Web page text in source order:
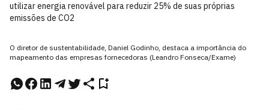
utilizar energia renovável para reduzir 25% de suas próprias
emissões de CO2
O diretor de sustentabilidade, Daniel Godinho, destaca a importância do
mapeamento das empresas fornecedoras (Leandro Fonseca/Exame)